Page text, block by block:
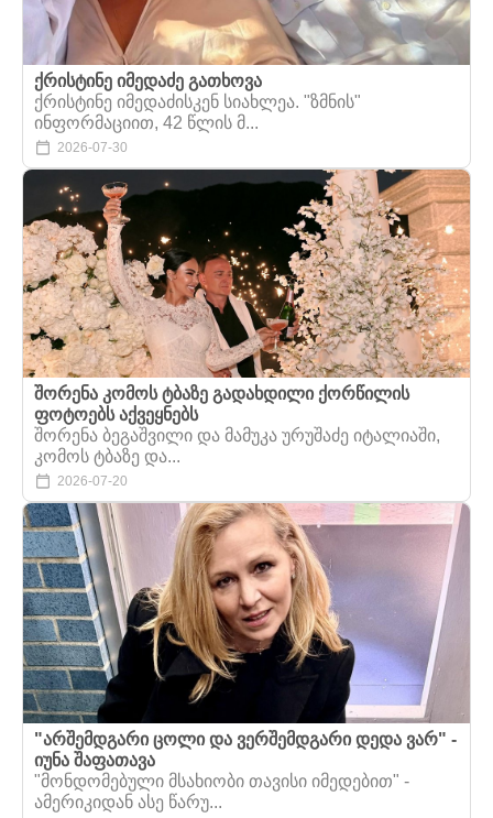
ქრისტინე იმედაძე გათხოვა
ქრისტინე იმედაძისკენ სიახლეა. "ზმნის"
ინფორმაციით, 42 წლის მ...
2026-07-30
შორენა კომოს ტბაზე გადახდილი ქორწილის
ფოტოებს აქვეყნებს
შორენა ბეგაშვილი და მამუკა ურუშაძე იტალიაში,
კომოს ტბაზე და...
2026-07-20
"არშემდგარი ცოლი და ვერშემდგარი დედა ვარ" -
იუნა შაფათავა
"მონდომებული მსახიობი თავისი იმედებით" -
ამერიკიდან ასე წარუ...